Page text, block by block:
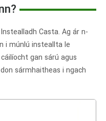
Casta. Ag ár n-
i múnlú insteallta le
gan sárú agus
sármhaitheas i ngach